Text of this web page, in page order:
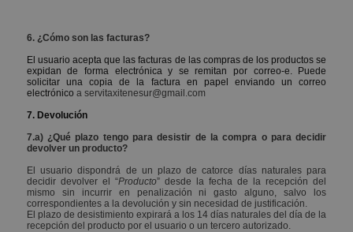
6. ¿Cómo son las facturas?
El usuario acepta que las facturas de las compras de los productos se
expidan de forma electrónica y se remitan por correo-e. Puede
solicitar una copia de la factura en papel enviando un correo
electrónico a servitaxitenesur@gmail.com
7. Devolución
7.a) ¿Qué plazo tengo para desistir de la compra o para decidir
devolver un producto?
El usuario dispondrá de un plazo de catorce días naturales para
decidir devolver el “Producto” desde la fecha de la recepción del
mismo sin incurrir en penalización ni gasto alguno, salvo los
correspondientes a la devolución y sin necesidad de justificación.
El plazo de desistimiento expirará a los 14 días naturales del día de la
recepción del producto por el usuario o un tercero autorizado.